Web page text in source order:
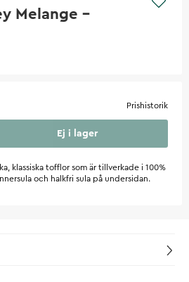
Melange -
Prishistorik
Ej i lager
klassiska tofflor som är tillverkade i 100%
och halkfri sula på undersidan.